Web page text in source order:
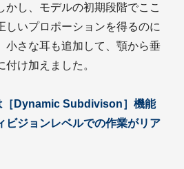
かし、モデルの初期段階でここ
しいプロポーションを得るのに
小さな耳も追加して、顎から垂
け加えました。
Dynamic Subdivison］機能
ビジョンレベルでの作業がリア